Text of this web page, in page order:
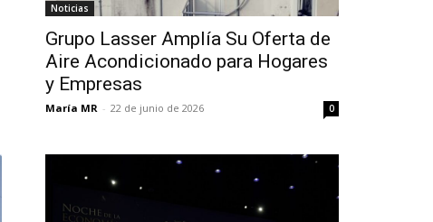
Noticias
Grupo Lasser Amplía Su Oferta de
Aire Acondicionado para Hogares
y Empresas
María MR - 22 de junio de 2026 0